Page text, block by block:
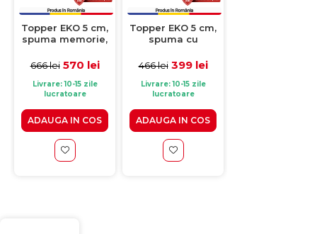
Topper EKO 5 cm,
spuma memorie,
poliuretanica,
666 lei 570 lei
Livrare: 10-15 zile
lucratoare
ADAUGA IN COS
Topper EKO 5 cm,
spuma cu
poliuretanica,
466 lei 399 lei
Livrare: 10-15 zile
lucratoare
ADAUGA IN COS